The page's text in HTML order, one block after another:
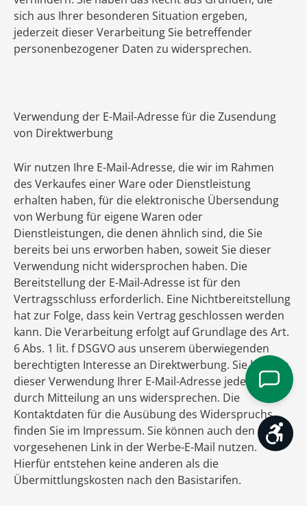
sich aus Ihrer besonderen Situation ergeben,
jederzeit dieser Verarbeitung Sie betreffender
personenbezogener Daten zu widersprechen.
Verwendung der E-Mail-Adresse für die Zusendung
von Direktwerbung
Wir nutzen Ihre E-Mail-Adresse, die wir im Rahmen
des Verkaufes einer Ware oder Dienstleistung
erhalten haben, für die elektronische Übersendung
von Werbung für eigene Waren oder
Dienstleistungen, die denen ähnlich sind, die Sie
bereits bei uns erworben haben, soweit Sie dieser
Verwendung nicht widersprochen haben. Die
Bereitstellung der E-Mail-Adresse ist für den
Vertragsschluss erforderlich. Eine Nichtbereitstellung
hat zur Folge, dass kein Vertrag geschlossen werden
kann. Die Verarbeitung erfolgt auf Grundlage des Art.
6 Abs. 1 lit. f DSGVO aus unserem überwiegenden
berechtigten Interesse an Direktwerbung. Sie können
dieser Verwendung Ihrer E-Mail-Adresse jederzeit
durch Mitteilung an uns widersprechen. Die
Kontaktdaten für die Ausübung des Widerspruchs
finden Sie im Impressum. Sie können auch den dafür
vorgesehenen Link in der Werbe-E-Mail nutzen.
Hierfür entstehen keine anderen als die
Übermittlungskosten nach den Basistarifen.